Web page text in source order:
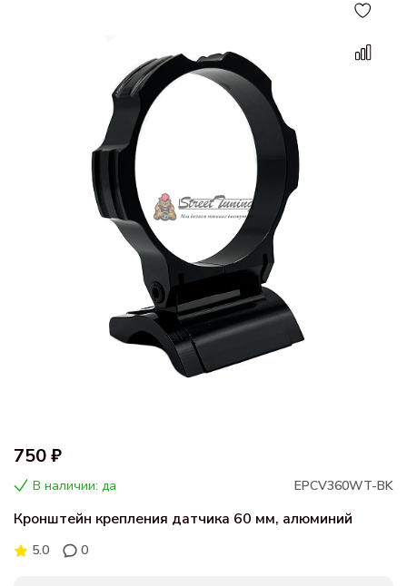
750 ₽
В наличии: да EPCV360WT-BK
Кронштейн крепления датчика 60 мм, алюминий
5.0 0